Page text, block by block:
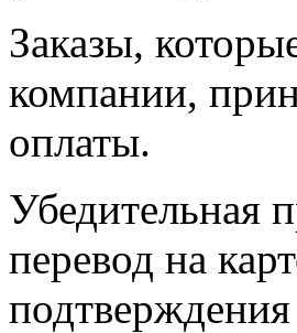
Заказы,
компании,
оплаты.
Убедительная
перевод на